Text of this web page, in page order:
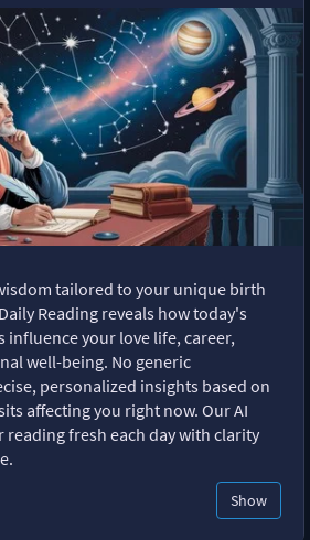
tailored to your unique birth
Reading reveals how today's
influence your love life, career,
well-being. No generic
personalized insights based on
affecting you right now. Our AI
fresh each day with clarity
Show